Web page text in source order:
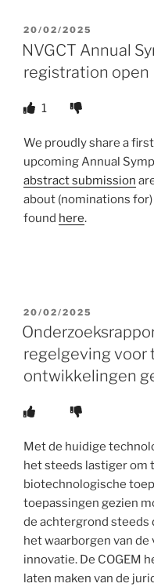
POSTED
ON
20/02/2025
NVGCT Annual
registration open
1
We proudly share a
upcoming Annual
abstract submission
about (nominations
found here.
POSTED
ON
20/02/2025
regelgeving voor
ontwikkelingen
Met de huidige
het steeds lastiger om
biotechnologische
toepassingen gezien
de achtergrond steeds
het waarborgen van
innovatie. De COGEM
laten maken van de